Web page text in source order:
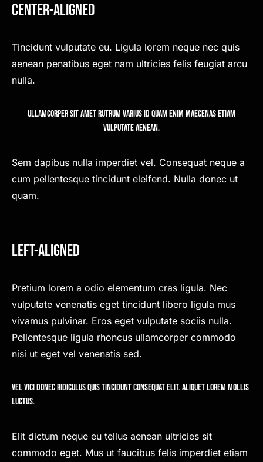
Center-Aligned
Tincidunt vulputate eu. Ligula lorem neque nec quis
aenean penatibus eget nam ultricies felis feugiat arcu
nulla.
Ullamcorper sit amet rutrum varius id quam enim maecenas etiam
vulputate aenean.
Sem dapibus nulla imperdiet vel. Consequat neque a
cum pellentesque tincidunt eleifend. Nulla donec ut
quam.
Left-Aligned
Pretium lorem a odio elementum cras ligula. Nec
vulputate venenatis eget tincidunt libero ligula mus
vivamus pulvinar. Eros eget vulputate sociis nulla.
Pellentesque ligula rhoncus ullamcorper commodo
nisi ut eget vel venenatis sed.
Vel vici donec ridiculus quis tincidunt consequat elit. Aliquet lorem mollis
luctus.
Elit dictum neque eu tellus aenean ultricies sit
commodo eget. Mus ut faucibus felis imperdiet etiam